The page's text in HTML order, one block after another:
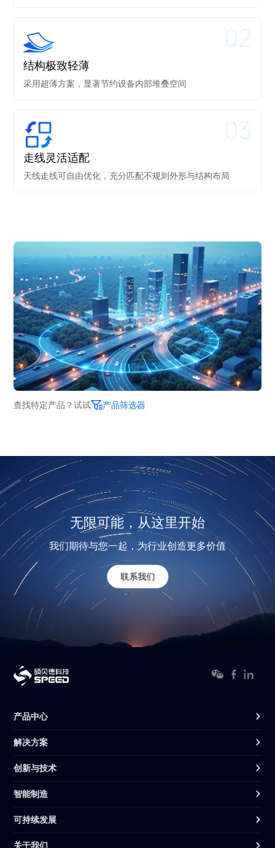
结构极致轻薄
采用超薄方案，显著节约设备内部堆叠空间
02
走线灵活适配
天线走线可自由优化，充分匹配不规则外形与结构布局
03
查找特定产品？试试 产品筛选器
无限可能，从这里开始
我们期待与您一起，为行业创造更多价值
联系我们
产品中心
解决方案
创新与技术
智能制造
可持续发展
关于我们